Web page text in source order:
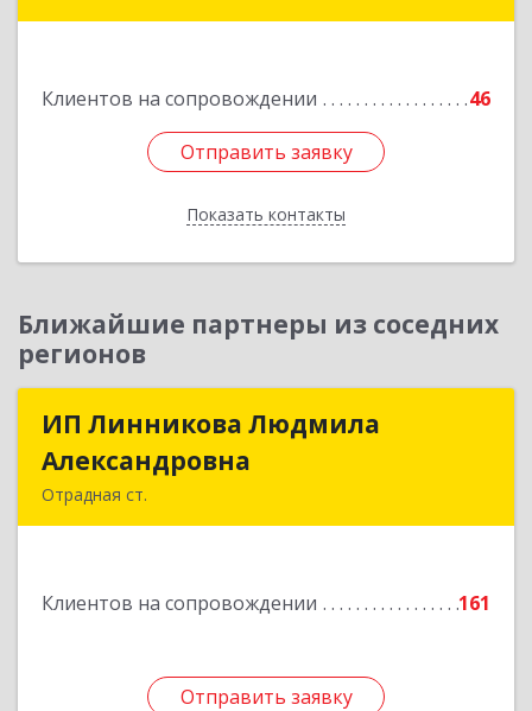
Клиентов на сопровождении 46
Отправить заявку
Показать контакты
Отправить заявку
Назад
Ближайшие партнеры из соседних
регионов
ИП Линникова Людмила
Александровна
Отрадная ст.
Клиентов на сопровождении 161
Отправить заявку
ИП Линникова Людмила
Подробнее
Отправить заявку